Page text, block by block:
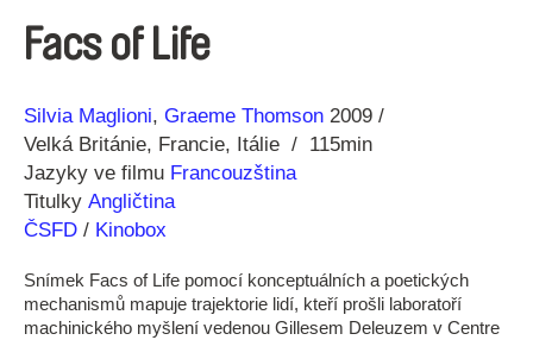
Facs of Life
Režie
Silvia Maglioni Graeme Thomson
Rok
2009
Velká Británie Francie Itálie
115min
Jazyky ve filmu Francouzština
Titulky Angličtina
ČSFD / Kinobox
Snímek Facs of Life pomocí konceptuálních a poetických
mechanismů mapuje trajektorie lidí, kteří prošli laboratoří
machinického myšlení vedenou Gillesem Deleuzem v Centre